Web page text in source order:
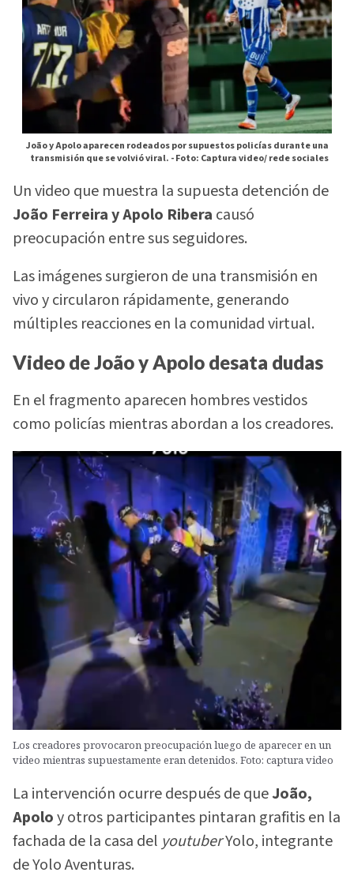
João y Apolo aparecen rodeados por supuestos policías durante una
transmisión que se volvió viral. -Foto: Captura video/ rede sociales
Un video que muestra la supuesta detención de
João Ferreira y Apolo Ribera causó
preocupación entre sus seguidores.
Las imágenes surgieron de una transmisión en
vivo y circularon rápidamente, generando
múltiples reacciones en la comunidad virtual.
Video de João y Apolo desata dudas
En el fragmento aparecen hombres vestidos
como policías mientras abordan a los creadores.
Los creadores provocaron preocupación luego de aparecer en un
video mientras supuestamente eran detenidos. Foto: captura video
La intervención ocurre después de queJoão,
Apoloy otros participantes pintaran grafitis en la
fachada de la casa del youtuberYolo, integrante
de Yolo Aventuras.